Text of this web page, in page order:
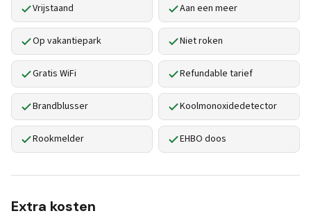
Vrijstaand Aan een meer
Op vakantiepark Niet roken
Gratis WiFi Refundable tarief
Brandblusser Koolmonoxidedetector
Rookmelder EHBO doos
Extra kosten